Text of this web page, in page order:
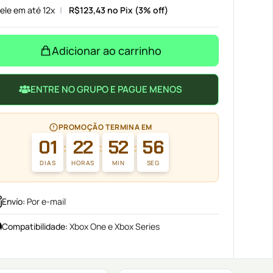
em até 12x R$123,43no Pix (3% off)
Adicionar ao carrinho
ENTRE NO GRUPO E PAGUE MENOS
PROMOÇÃO TERMINA EM
01
DIAS
: 22
HORAS
: 52
MIN
: 55
SEG
Envío: Por e-mail
Compatibilidade: Xbox One e Xbox Series